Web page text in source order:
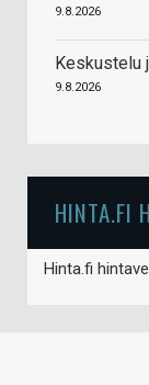
9.8.2026
Keskustelu
9.8.2026
HINTA.FI
Hinta.fi